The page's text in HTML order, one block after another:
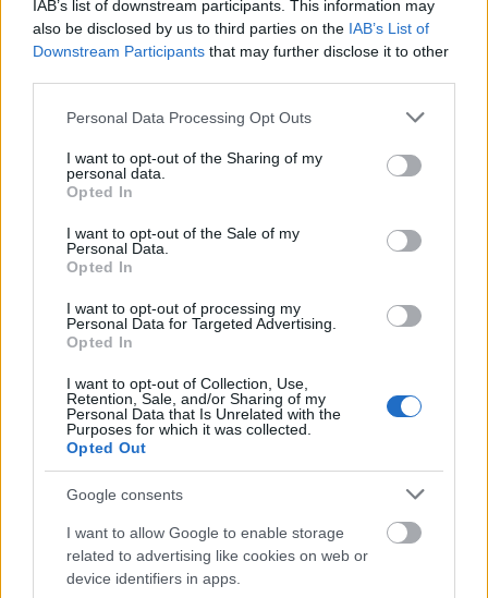
IAB’s list of downstream participants. This information may
also be disclosed by us to third parties on the IAB’s List of
Downstream Participants that may further disclose it to other
Please note that this website/app uses one or more Google
not limited to your visit or usage behaviour. You may click to
grant or deny consent to Google and its third-party tags to
use your data for below specified purposes in below Google
consent section.
Personal Data Processing Opt Outs
I want to opt-out of the Sharing of my
personal data.
Opted In
I want to opt-out of the Sale of my
Personal Data.
Opted In
I want to opt-out of processing my
Personal Data for Targeted Advertising.
Opted In
I want to opt-out of Collection, Use,
Retention, Sale, and/or Sharing of my
Personal Data that Is Unrelated with the
Purposes for which it was collected.
Opted Out
Google consents
I want to allow Google to enable storage
related to advertising like cookies on web or
device identifiers in apps.
Spanyolország között: kölcsönös korlátozás
az egymás országából érkezőkre
Megérkezett Magyar Péter bejelentése: így
költik el a 6 ezer milliárd forintnyi uniós
HÍREK 7 órája
helyzet
HÍREK 9 órája